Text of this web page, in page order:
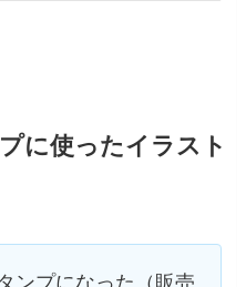
に使ったイラスト
ンプになった（販売